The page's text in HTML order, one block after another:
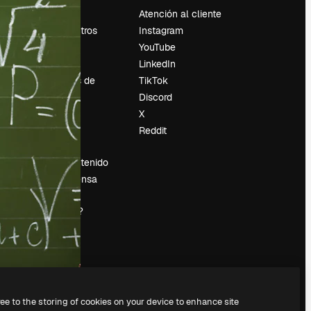
Precios
Sobre nosotros
Reviews
Empleo
Tendencias de
búsqueda
Blog
Eventos
Vender contenido
Sala de prensa
¿Buscas
magnific.ai?
Atención al cliente
Instagram
YouTube
LinkedIn
TikTok
Discord
X
Reddit
to the storing of cookies on your device to enhance site